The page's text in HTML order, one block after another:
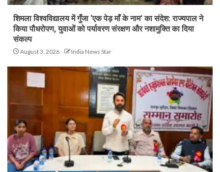
शिमला विश्वविद्यालय में गुँजा ‘एक पेड़ माँ के नाम’ का संदेश: राज्यपाल ने
किया पौधरोपण, युवाओं को पर्यावरण संरक्षण और नशामुक्ति का दिया
संकल्प
August 3, 2026 India News Star